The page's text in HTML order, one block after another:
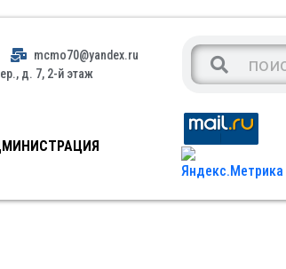
mcmo70@yandex.ru
д. 7, 2-й этаж